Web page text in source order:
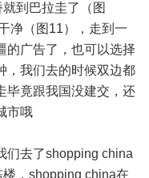
到巴拉圭了（图
净（图11），走到一
的广告了，也可以选择
，我们去的时候双边都
毕竟跟我国没建交，还
市哦
们去了shopping china
，shopping china在